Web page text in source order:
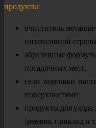
продукты:
очиститель
интенсивной
абразивные
посадочных мест;
гели, порошки,
поверхностями;
продукты для ухода
(ремень, приклад и